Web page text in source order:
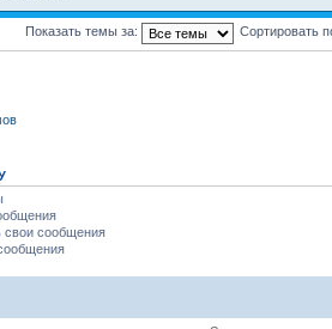
Показать темы за: Сортировать
свои сообщения